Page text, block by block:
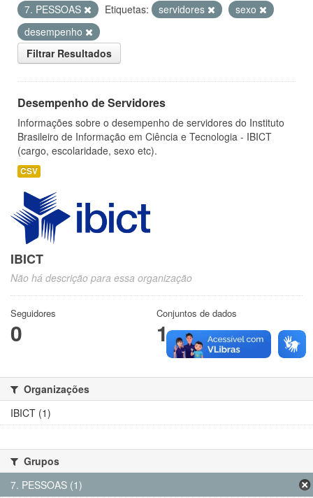
7. PESSOAS
Etiquetas: servidores
sexo
desempenho
Filtrar Resultados
Desempenho de Servidores
Informações sobre o desempenho de servidores do Instituto
Brasileiro de Informação em Ciência e Tecnologia - IBICT
(cargo, escolaridade, sexo etc).
CSV
IBICT
Não há descrição para essa organização
Seguidores
0
Conjuntos de dados
1
Organizações
IBICT (1)
Grupos
7. PESSOAS (1)